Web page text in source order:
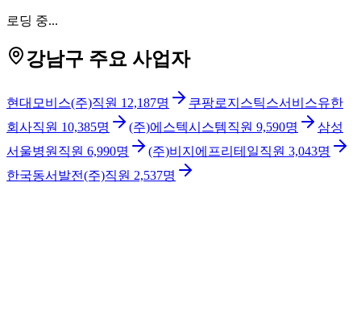
로딩 중...
강남구 주요 사업자
현대모비스(주)직원 12,187명
쿠팡로지스틱스서비스유한
회사직원 10,385명 (주)에스텍시스템직원 9,590명
삼성
서울병원 직원 6,990명 (주)비지에프리테일직원 3,043명
한국동서발전(주)직원 2,537명